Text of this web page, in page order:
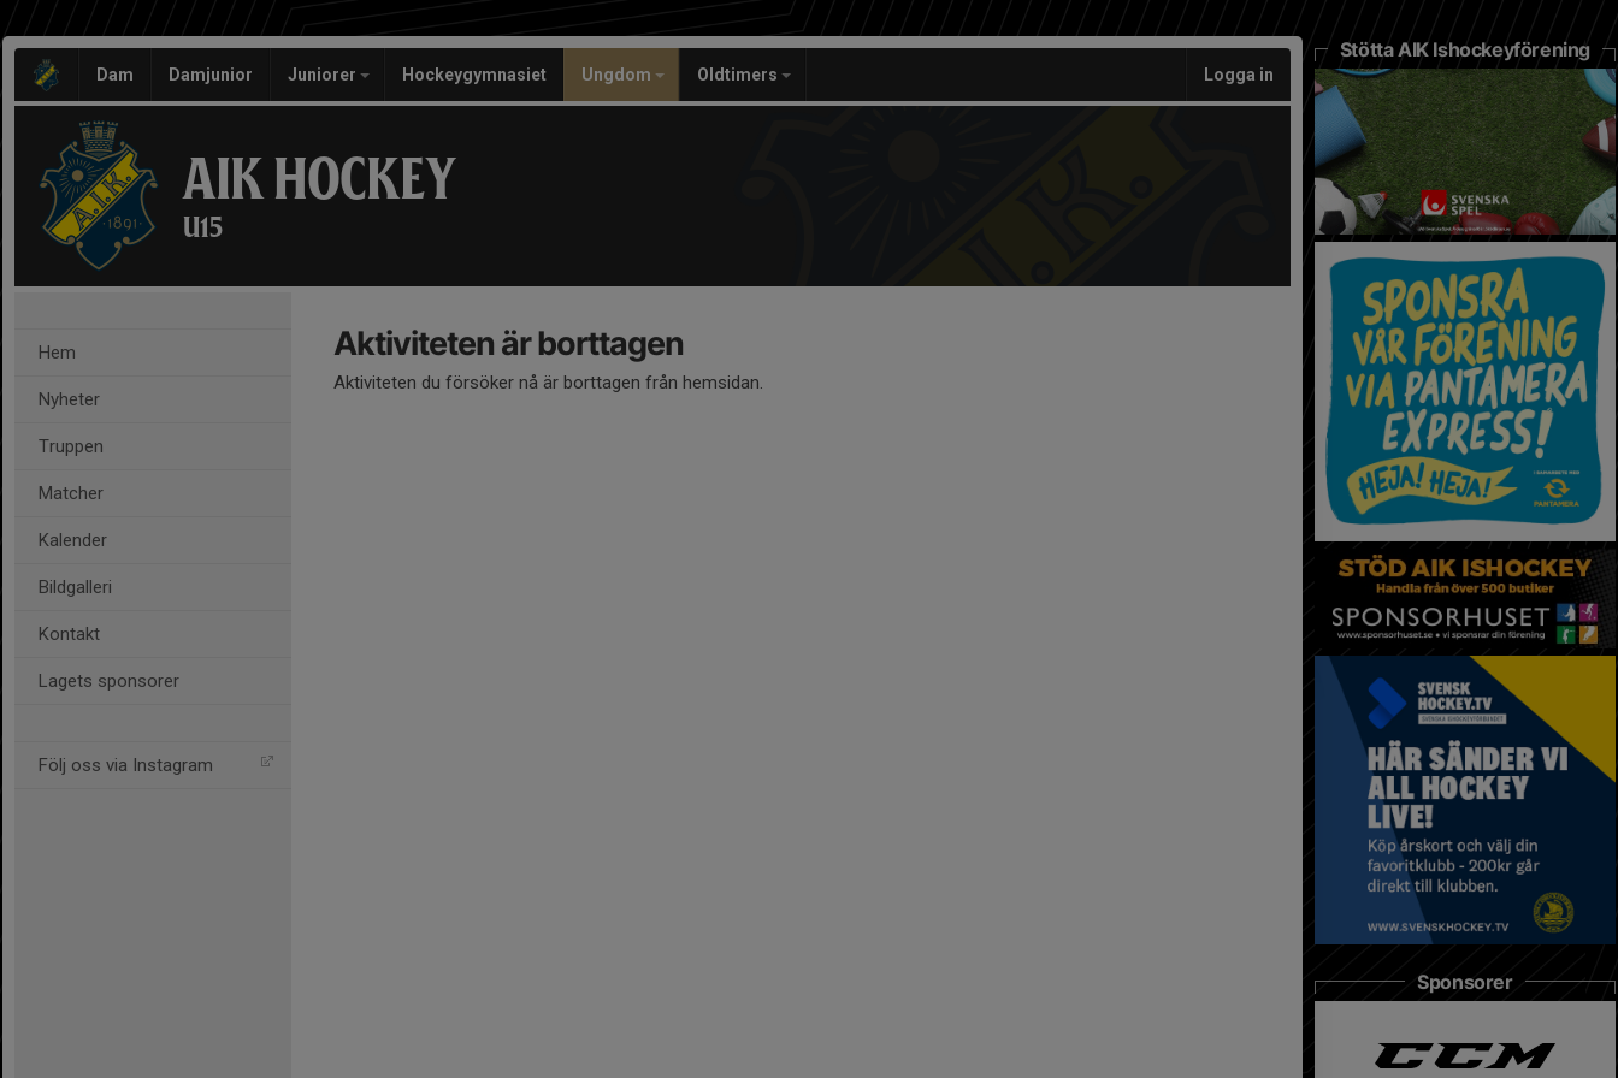
Dam Damjunior Juniorer Hockeygymnasiet Ungdom Oldtimers Logga in
AIK HOCKEY
U15
Hem
Nyheter
Truppen
Matcher
Kalender
Bildgalleri
Kontakt
Lagets sponsorer
Följ oss via Instagram
Aktiviteten är borttagen
Aktiviteten du försöker nå är borttagen från hemsidan.
Stötta AIK Ishockeyförening
Sponsorer